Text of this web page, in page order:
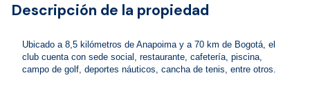
Descripción de la propiedad
Ubicado a 8,5 kilómetros de Anapoima y a 70 km de Bogotá, el
club cuenta con sede social, restaurante, cafetería, piscina,
campo de golf, deportes náuticos, cancha de tenis, entre otros.